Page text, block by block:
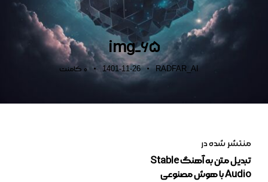
img_65
RADFAR_AI
1401-11-26
0 کامنت
منتشر شده در
تبدیل متن به آهنگ Stable
Audio با هوش مصنوعی